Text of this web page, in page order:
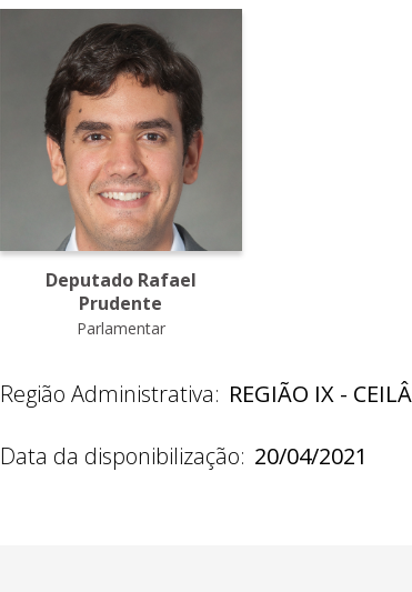
Deputado Rafael
Prudente
Parlamentar
Região Administrativa: REGIÃO IX -
Data da disponibilização: 20/04/2021